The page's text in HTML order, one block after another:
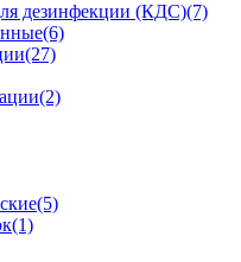
дезинфекции (КДС)(7)
(6)
(27)
(2)
(5)
(1)